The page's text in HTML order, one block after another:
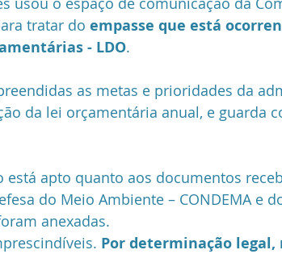
Vereador HORA13 Mandato
tratar do empasse que está
- LDO.
as metas e prioridades da
da lei orçamentária anual, e guarda
está apto quanto aos documentos
do Meio Ambiente – CONDEMA e
anexadas.
Por determinação legal,